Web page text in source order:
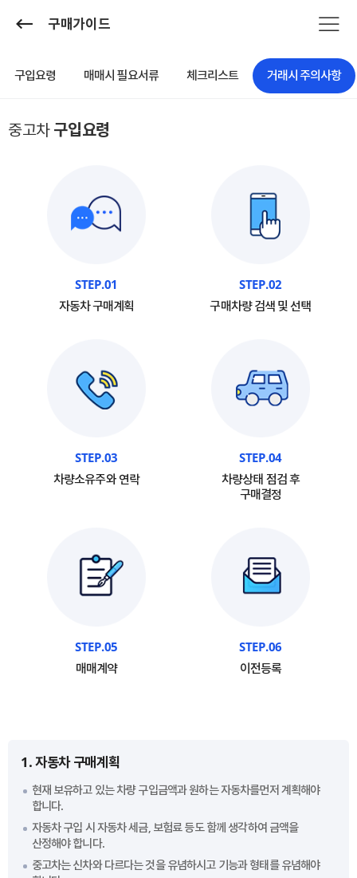
구매가이드
구입요령 매매시 필요서류 체크리스트 거래시 주의사항
중고차구입요령
STEP.01
자동차 구매계획
STEP.02
구매차량 검색 및 선택
STEP.03
차량소유주와 연락
STEP.04
차량상태 점검 후
구매결정
STEP.05
매매계약
STEP.06
이전등록
1. 자동차 구매계획
현재 보유하고 있는 차량 구입금액과 원하는 자동차를먼저 계획해야
합니다.
자동차 구입 시 자동차 세금, 보험료 등도 함께 생각하여 금액을
산정해야 합니다.
중고차는 신차와 다르다는 것을 유념하시고 기능과 형태를 유념해야